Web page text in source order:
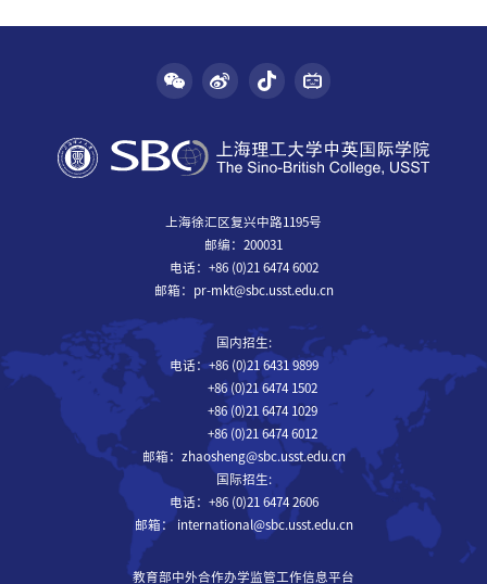
上海徐汇区复兴中路1195号
邮编：200031
电话：+86 (0)21 6474 6002
邮箱：pr-mkt@sbc.usst.edu.cn
国内招生:
电话：+86 (0)21 6431 9899
+86 (0)21 6474 1502
+86 (0)21 6474 1029
+86 (0)21 6474 6012
邮箱：zhaosheng@sbc.usst.edu.cn
国际招生:
电话：+86 (0)21 6474 2606
邮箱： international@sbc.usst.edu.cn
教育部中外合作办学监管工作信息平台